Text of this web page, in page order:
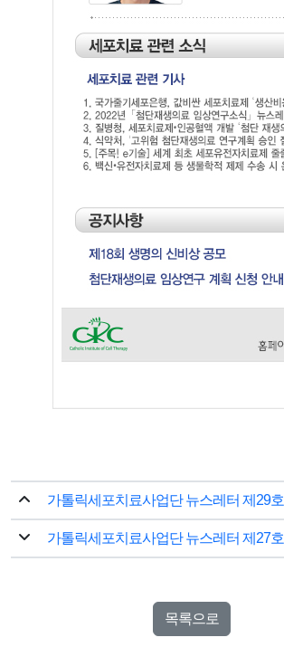
가톨릭세포치료사업단 뉴스레터 제29호
가톨릭세포치료사업단 뉴스레터 제27호
목록으로